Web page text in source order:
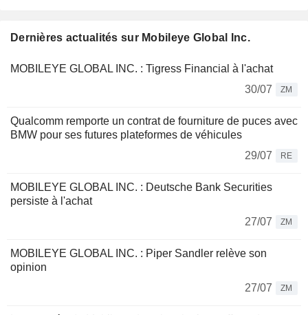
Dernières actualités sur Mobileye Global Inc.
MOBILEYE GLOBAL INC. : Tigress Financial à l'achat
30/07
ZM
Qualcomm remporte un contrat de fourniture de puces avec
BMW pour ses futures plateformes de véhicules
29/07
RE
MOBILEYE GLOBAL INC. : Deutsche Bank Securities
persiste à l'achat
27/07
ZM
MOBILEYE GLOBAL INC. : Piper Sandler relève son
opinion
27/07
ZM